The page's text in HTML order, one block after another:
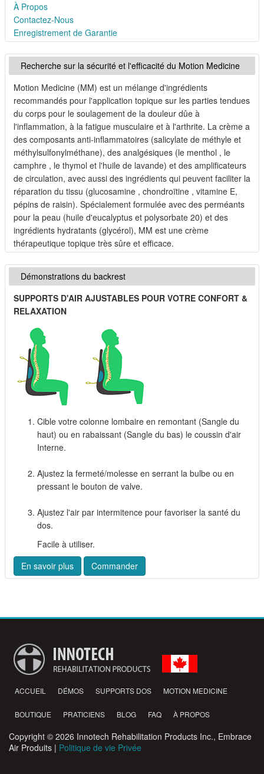
À Propos
Contactez-Nous
Enregistrement de Garantie
Recherche sur la sécurité et l'efficacité du Motion Medicine
Motion Medicine (MM) est un mélange d'ingrédients
recommandés pour l'application topique sur les parties tendues
du corps pour le soulagement de la douleur dûe à
l'inflammation, à la fatigue musculaire et à l'arthrite. La crème a
des composants anti-inflammatoires (salicylate de méthyle et
méthylsulfonylméthane), des analgésiques (le menthol , le
camphre , le thymol et l'huile de lavande) et des amplificateurs
de circulation, avec aussi des ingrédients qui peuvent faciliter la
réparation du tissu (glucosamine , chondroïtine , vitamine E,
pépins de raisin). Spécialement formulée avec des perméants
pour la peau (huile d'eucalyptus et polysorbate 20) et des
ingrédients hydratants (glycérol), MM est une crème
thérapeutique topique très sûre et efficace.
Démonstrations du backrest
SUPPORTS D'AIR AJUSTABLES POUR VOTRE CONFORT &
RELAXATION
Cible votre colonne lombaire en remontant (Sangle du
haut) ou en rabaissant (Sangle du bas) le coussin d'air
Interne.
Ajustez la fermeté/molesse en serrant la bulbe ou en
pressant le bouton de valve.
Ajustez l'air par intermitence pour favoriser la santé du
dos.
Facile à utiliser.
En savoir plus
Commander
ACCUEIL DÉMOS SUPPORTS DOS MOTION MEDICINE
BOUTIQUE PRATICIENS BLOG FAQ À PROPOS
Copyright © 2026 Innotech Rehabilitation Products Inc., Embrace
Air Produits | Politique de vie Privée